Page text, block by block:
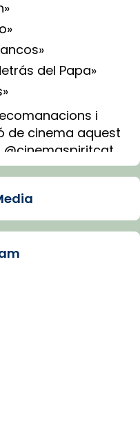
del Papa»
i
de cinema aquest
@cinemaspiritcat
(OpenAI)